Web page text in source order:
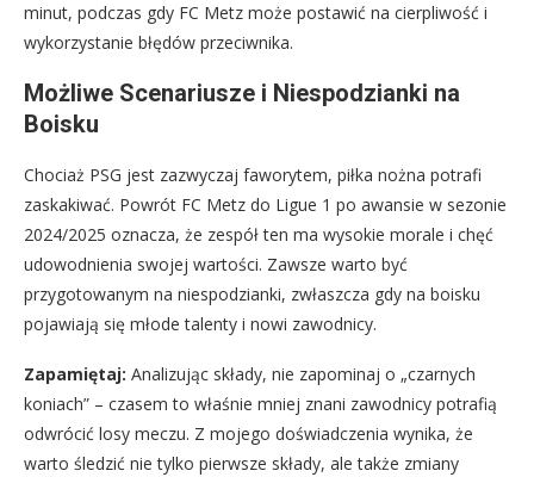
minut, podczas gdy FC Metz może postawić na cierpliwość i
wykorzystanie błędów przeciwnika.
Możliwe Scenariusze i Niespodzianki na
Boisku
Chociaż PSG jest zazwyczaj faworytem, piłka nożna potrafi
zaskakiwać. Powrót FC Metz do Ligue 1 po awansie w sezonie
2024/2025 oznacza, że zespół ten ma wysokie morale i chęć
udowodnienia swojej wartości. Zawsze warto być
przygotowanym na niespodzianki, zwłaszcza gdy na boisku
pojawiają się młode talenty i nowi zawodnicy.
Zapamiętaj: Analizując składy, nie zapominaj o „czarnych
koniach” – czasem to właśnie mniej znani zawodnicy potrafią
odwrócić losy meczu. Z mojego doświadczenia wynika, że
warto śledzić nie tylko pierwsze składy, ale także zmiany